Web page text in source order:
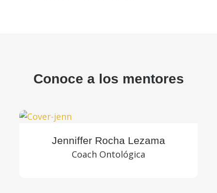
Conoce a los mentores
Jenniffer Rocha Lezama
Coach Ontológica